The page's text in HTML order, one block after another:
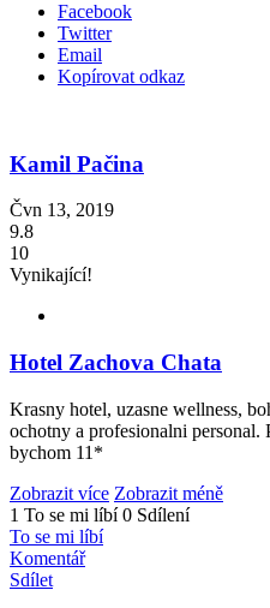
Facebook
Twitter
Email
Kopírovat odkaz
Kamil Pačina
Čvn 13, 2019
9.8
10
Vynikající!
Hotel Zachova Chata
Krasny hotel, uzasne wellness,
ochotny a profesionalni
bychom 11*
Zobrazit více Zobrazit méně
1 To se mi líbí 0 Sdílení
To se mi líbí
Komentář
Sdílet